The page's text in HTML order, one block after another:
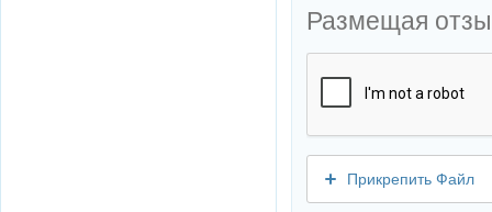
Размещая
Прикрепить Файл